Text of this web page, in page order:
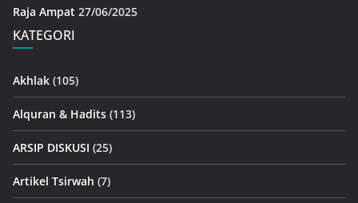
Raja Ampat 27/06/2025
KATEGORI
Akhlak (105)
Alquran & Hadits (113)
ARSIP DISKUSI (25)
Artikel Tsirwah (7)